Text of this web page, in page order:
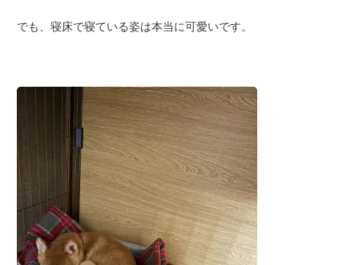
でも、寝床で寝ている姿は本当に可愛いです。